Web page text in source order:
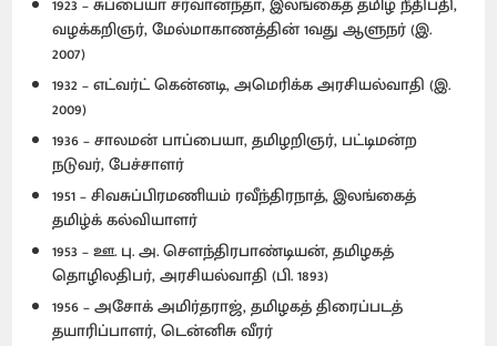
வழக்கறிஞர், மேல்மாகாணத்தின் 1வது ஆளுநர் (இ.
2007)
1932 – எட்வர்ட் கென்னடி, அமெரிக்க அரசியல்வாதி (இ.
2009)
1936 – சாலமன் பாப்பையா, தமிழறிஞர், பட்டிமன்ற
நடுவர், பேச்சாளர்
1951 – சிவசுப்பிரமணியம் ரவீந்திரநாத், இலங்கைத்
தமிழ்க் கல்வியாளர்
1953 – ஊ. பு. அ. சௌந்திரபாண்டியன், தமிழகத்
தொழிலதிபர், அரசியல்வாதி (பி. 1893)
1956 – அசோக் அமிர்தராஜ், தமிழகத் திரைப்படத்
தயாரிப்பாளர், டென்னிசு வீரர்